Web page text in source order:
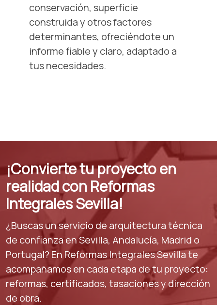
conservación, superficie
construida y otros factores
determinantes, ofreciéndote un
informe fiable y claro, adaptado a
tus necesidades.
¡Convierte tu proyecto en
realidad con Reformas
Integrales Sevilla!
¿Buscas un servicio de arquitectura técnica
de confianza en Sevilla, Andalucía, Madrid o
Portugal? En Reformas Integrales Sevilla te
acompañamos en cada etapa de tu proyecto:
reformas, certificados, tasaciones y dirección
de obra.